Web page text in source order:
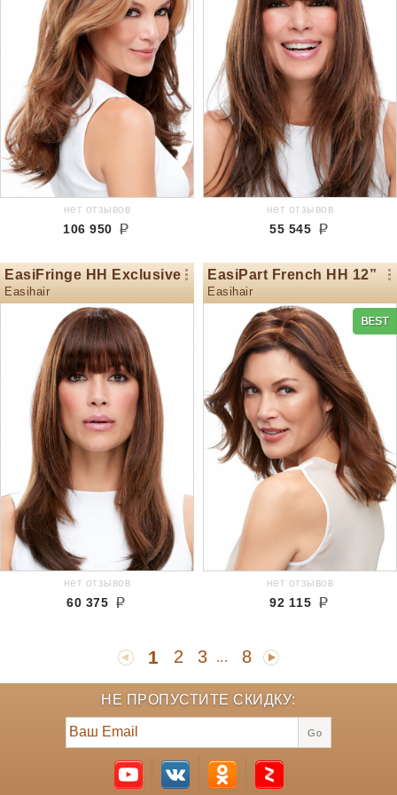
нет отзывов
106 950
нет отзывов
55 545
EasiFringe HH Exclusive
Easihair
нет отзывов
60 375
EasiPart French HH 12”
Easihair
нет отзывов
92 115
1 2 3 ... 8
НЕ ПРОПУСТИТЕ СКИДКУ:
Go